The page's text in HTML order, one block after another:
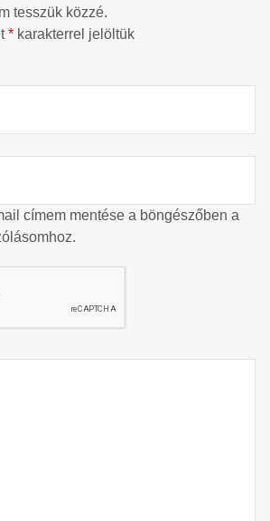
tesszük közzé.
* karakterrel jelöltük
címem mentése a böngészőben a